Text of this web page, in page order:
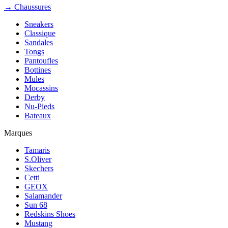
→ Chaussures
Sneakers
Classique
Sandales
Tongs
Pantoufles
Bottines
Mules
Mocassins
Derby
Nu-Pieds
Bateaux
Marques
Tamaris
S.Oliver
Skechers
Cetti
GEOX
Salamander
Sun 68
Redskins Shoes
Mustang